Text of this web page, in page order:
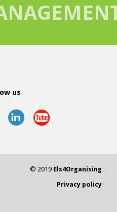
us
© 2019 Els4Organising
Privacy policy